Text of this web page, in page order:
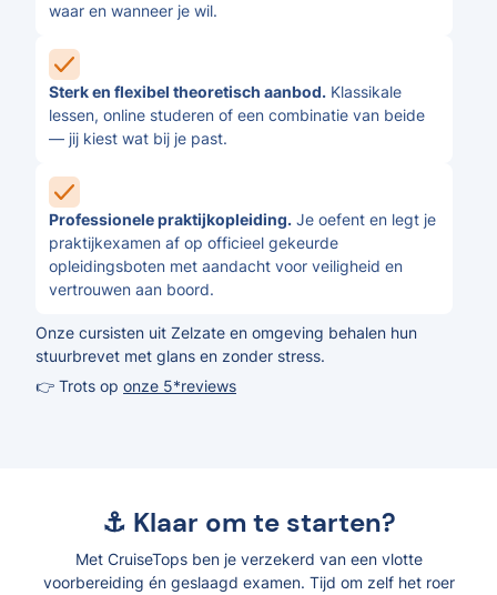
waar en wanneer je wil.
Sterk en flexibel theoretisch aanbod. Klassikale
lessen, online studeren of een combinatie van beide
— jij kiest wat bij je past.
Professionele praktijkopleiding. Je oefent en legt je
praktijkexamen af op officieel gekeurde
opleidingsboten met aandacht voor veiligheid en
vertrouwen aan boord.
Onze cursisten uit Zelzate en omgeving behalen hun
stuurbrevet met glans en zonder stress.
👉 Trots op onze 5*reviews
⚓ Klaar om te starten?
Met CruiseTops ben je verzekerd van een vlotte
voorbereiding én geslaagd examen. Tijd om zelf het roer